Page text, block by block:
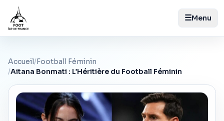
☰Menu
Accueil/Football Féminin
/Aitana Bonmati : L’Héritière du Football Féminin